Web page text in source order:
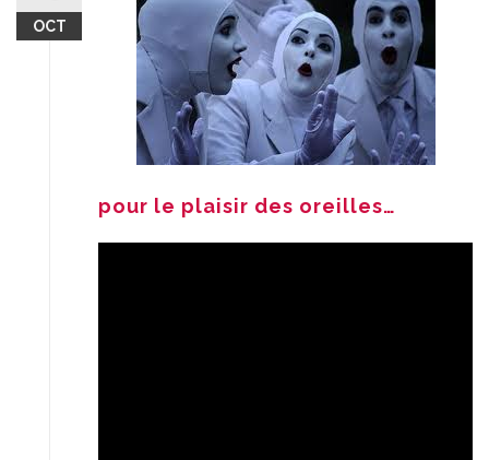
OCT
pour le plaisir des oreilles…